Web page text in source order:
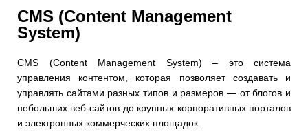
CMS (Content Management
System)
CMS (Content Management System) – это система
управления контентом, которая позволяет создавать и
управлять сайтами разных типов и размеров — от блогов и
небольших веб-сайтов до крупных корпоративных порталов
и электронных коммерческих площадок.